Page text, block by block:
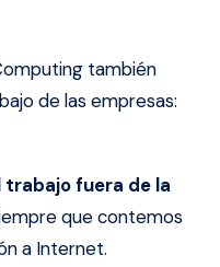
también
de las empresas:
trabajo fuera de la
que contemos
a Internet.